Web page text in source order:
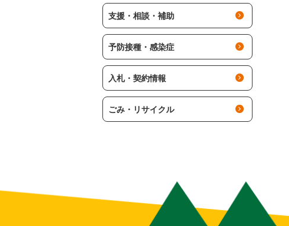
支援・相談・補助
予防接種・感染症
入札・契約情報
ごみ・リサイクル